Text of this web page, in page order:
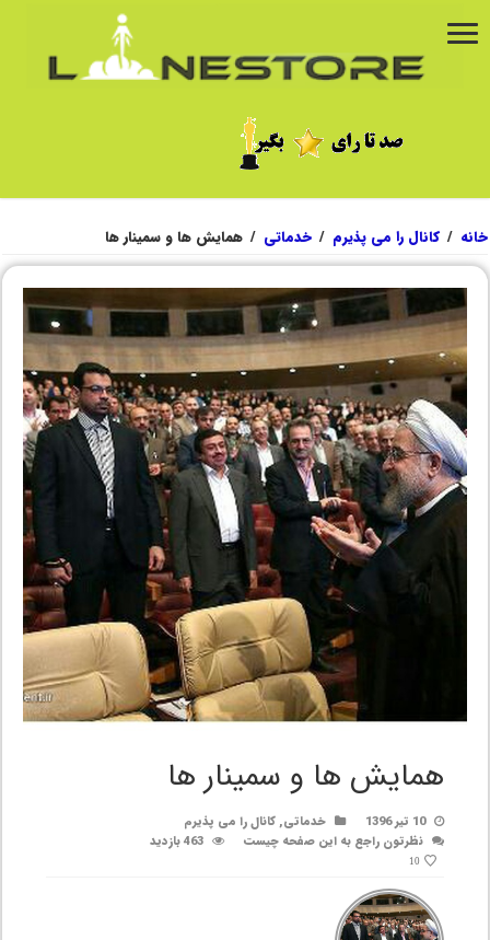
خانه / کانال را می پذیرم / خدماتی / همایش ها و سمینار ها
همایش ها و سمینار ها
10 تیر 1396 خدماتی,کانال را می پذیرم
نظرتون راجع به این صفحه چیست
463 بازدید
10